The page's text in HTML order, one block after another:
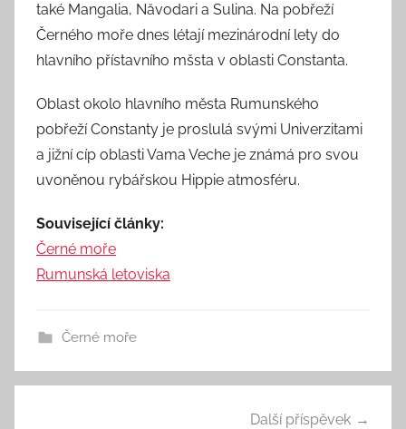
také Mangalia, Năvodari a Sulina. Na pobřeží
Černého moře dnes létají mezinárodní lety do
hlavního přístavního mšsta v oblasti Constanta.
Oblast okolo hlavního města Rumunského
pobřeží Constanty je proslulá svými Univerzitami
a jižní cíp oblasti Vama Veche je známá pro svou
uvoněnou rybářskou Hippie atmosféru.
Související články:
Černé moře
Rumunská letoviska
Černé moře
Další příspěvek